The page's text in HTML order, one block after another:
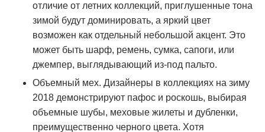
отличие от летних коллекций, приглушенные тона
зимой будут доминировать, а яркий цвет
возможен как отдельный небольшой акцент. Это
может быть шарф, ремень, сумка, сапоги, или
джемпер, выглядывающий из-под пальто.
Объемный мех. Дизайнеры в коллекциях на зиму
2018 демонстрируют пафос и роскошь, выбирая
объемные шубы, меховые жилеты и дубленки,
преимущественно черного цвета. Хотя